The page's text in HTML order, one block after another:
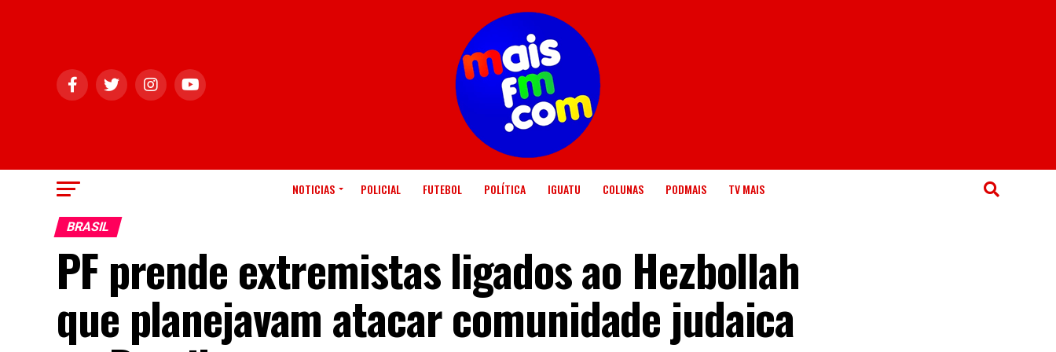
NOTICIAS POLICIAL FUTEBOL POLÍTICA IGUATU COLUNAS PODMAIS TV MAIS
BRASIL
PF prende extremistas ligados ao Hezbollah
que planejavam atacar comunidade judaica